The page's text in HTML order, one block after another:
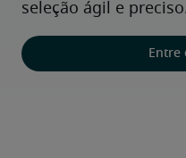
seleção ágil e
Entre